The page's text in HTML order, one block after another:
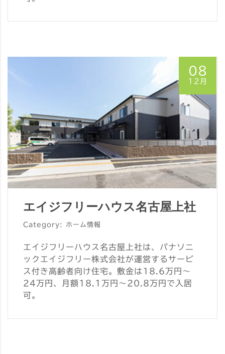
08
12月
エイジフリーハウス名古屋上社
Category: ホーム情報
エイジフリーハウス名古屋上社は、パナソニ
ックエイジフリー株式会社が運営するサービ
ス付き高齢者向け住宅。敷金は18.6万円～
24万円、月額18.1万円～20.8万円で入居
可。